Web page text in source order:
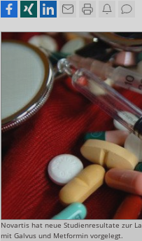
Novartis hat neue Studienresultate zur
mit Galvus und Metformin vorgelegt.